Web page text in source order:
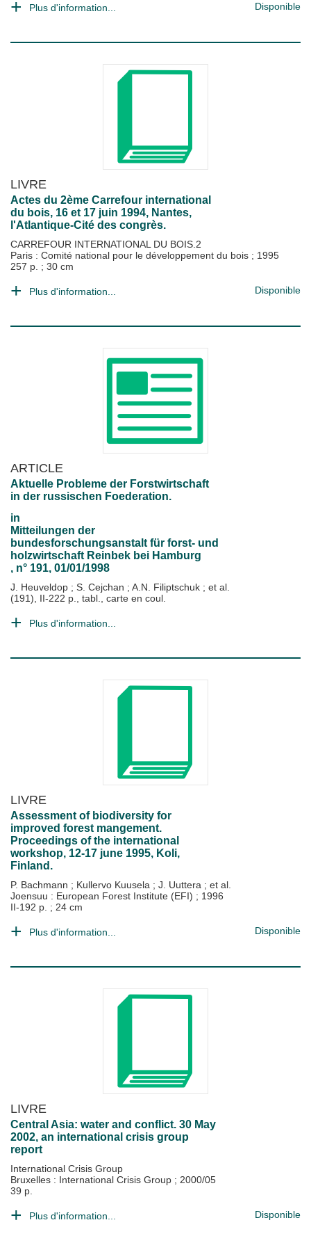
Plus d'information... Disponible
LIVRE
Actes du 2ème Carrefour international
du bois, 16 et 17 juin 1994, Nantes,
l'Atlantique-Cité des congrès.
CARREFOUR INTERNATIONAL DU BOIS.2
Paris : Comité national pour le développement du bois ; 1995
257 p. ; 30 cm
Plus d'information... Disponible
ARTICLE
Aktuelle Probleme der Forstwirtschaft
in der russischen Foederation.
in
Mitteilungen der
bundesforschungsanstalt für forst- und
holzwirtschaft Reinbek bei Hamburg
, n° 191, 01/01/1998
J. Heuveldop ; S. Cejchan ; A.N. Filiptschuk ; et al.
(191), II-222 p., tabl., carte en coul.
Plus d'information...
LIVRE
Assessment of biodiversity for
improved forest mangement.
Proceedings of the international
workshop, 12-17 june 1995, Koli,
Finland.
P. Bachmann ; Kullervo Kuusela ; J. Uuttera ; et al.
Joensuu : European Forest Institute (EFI) ; 1996
II-192 p. ; 24 cm
Plus d'information... Disponible
LIVRE
Central Asia: water and conflict. 30 May
2002, an international crisis group
report
International Crisis Group
Bruxelles : International Crisis Group ; 2000/05
39 p.
Plus d'information... Disponible